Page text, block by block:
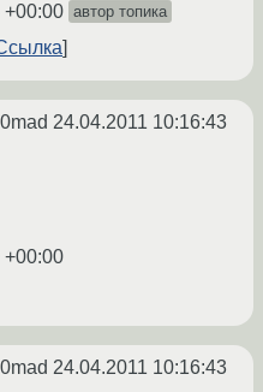
+00:00 автор топика
24.04.2011 10:16:43
+00:00
24.04.2011 10:16:43